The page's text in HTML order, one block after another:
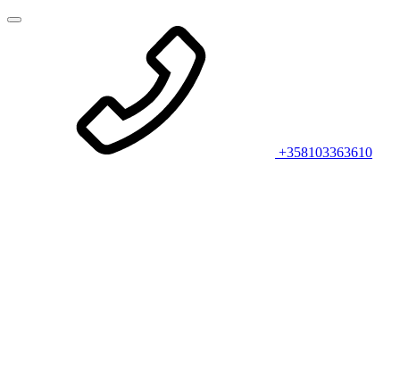
+358103363610